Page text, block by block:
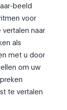
beeld
voor
naar
als
met u door
om uw
te vertalen